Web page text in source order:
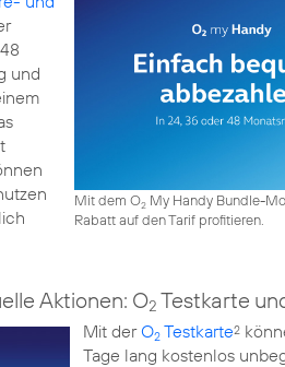
Mit dem O2My Handy Bundle-
Rabatt auf den Tarif profitieren.
und
Aktionen: O2 Testkarte
Mit derO2Testkarte2
Tage lang kostenlos